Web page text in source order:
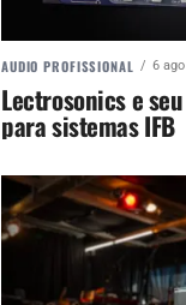
AUDIO PROFISSIONAL 6
Lectrosonics e
para sistemas IFB